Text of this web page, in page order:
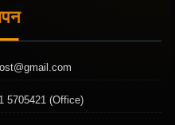
5705421 (Office)